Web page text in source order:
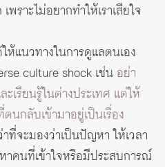
พราะไม่อยากทำให้เราเสียใจ
ห้แนวทางในการดูแลตนเอง
culture shock เช่นอย่า
เรียนรู้ในต่างประเทศ แต่ให้
กลับเข้ามาอยู่เป็นเรื่อง
ที่จะมองว่าเป็นปัญหา ให้เวลา
าคนที่เข้าใจหรือมีประสบการณ์